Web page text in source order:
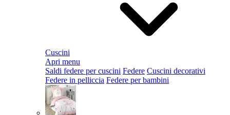
Cuscini
Apri menu
Saldi federe per cuscini Federe Cuscini decorativi
Federe in pelliccia Federe per bambini